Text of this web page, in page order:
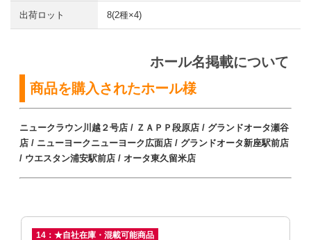
出荷ロット 8(2種×4)
商品を購入されたホール様
ホール名掲載について
ニュークラウン川越２号店 / ＺＡＰＰ段原店 / グランドオータ瀬谷
店 / ニューヨークニューヨーク広面店 / グランドオータ新座駅前店
/ ウエスタン浦安駅前店 / オータ東久留米店
14：★自社在庫・混載可能商品